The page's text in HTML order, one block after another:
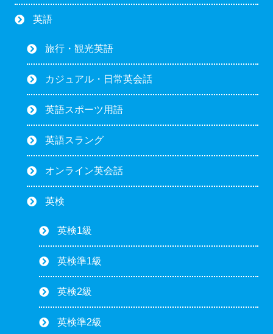
英語
旅行・観光英語
カジュアル・日常英会話
英語スポーツ用語
英語スラング
オンライン英会話
英検
英検1級
英検準1級
英検2級
英検準2級